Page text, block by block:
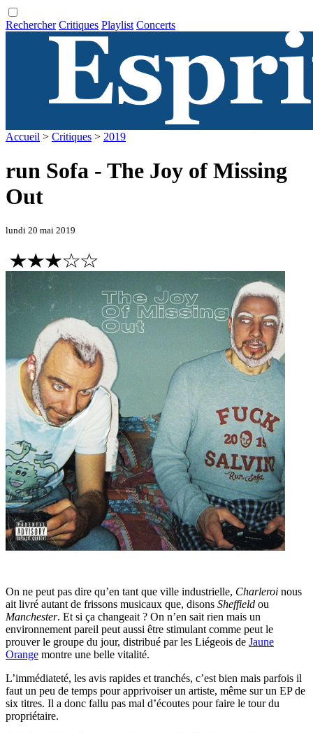
Rechercher Critiques Playlist Concerts
Accueil > Critiques > 2019
run Sofa - The Joy of Missing
Out
lundi 20 mai 2019
On ne peut pas dire qu’en tant que ville industrielle, Charleroi nous
ait livré autant de frissons musicaux que, disons Sheffield ou
Manchester. Et si ça changeait ? On n’en sait rien mais un
environnement pareil peut aussi être stimulant comme peut le
prouver le groupe du jour, distribué par les Liégeois de Jaune
Orange montre une belle vitalité.
L’immédiateté, les avis rapides et tranchés, c’est bien mais parfois il
faut un peu de temps pour apprivoiser un artiste, même sur un EP de
six titres. Il a donc fallu pas mal d’écoutes pour faire le tour du
propriétaire.